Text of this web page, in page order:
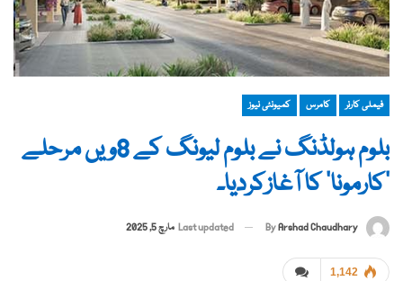
فیملی کارنر کامرس کمیونٹی نیوز
بلوم ہولڈنگ نے بلوم لیونگ کے 8ویں مرحلے
‘کارمونا’ کا آغازکردیا۔
ByArshad Chaudhary
Last updated مارچ 5, 2025
1,142